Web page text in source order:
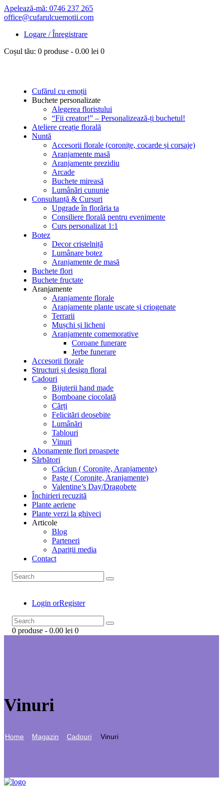
Apelează-mă: 0746 237 265
office@cufarulcuemotii.com
Logare / Înregistrare
Coșul tău: 0 produse - 0.00 lei 0
Cufărul cu emoții
Buchete personalizate
Alegerea floristului
“Fii creator!” – Personalizează-ți buchetul!
Ateliere creație florală
Nuntă
Accesorii florale (coronițe, cocarde și corsaje)
Aranjamente masă
Aranjamente prezidiu
Arcade
Buchete mireasă
Lumânări cununie
Consultanță & Cursuri
Upgrade în florăria ta
Consiliere florală pentru evenimente
Curs personalizat 1:1
Botez
Decor cristelniță
Lumânare botez
Aranjamente de masă
Buchete flori
Buchete fructate
Aranjamente
Aranjamente florale
Aranjamente plante uscate și criogenate
Terrarii
Mușchi și licheni
Aranjamente comemorative
Coroane funerare
Jerbe funerare
Accesorii florale
Structuri și design floral
Cadouri
Bijuterii hand made
Bomboane ciocolată
Cărți
Felicitări deosebite
Lumânări
Tablouri
Vinuri
Abonamente flori proaspete
Sărbători
Crăciun ( Coronițe, Aranjamente)
Paște ( Coronițe, Aranjamente)
Valentine’s Day/Dragobete
Închirieri recuzită
Plante aeriene
Plante verzi la ghiveci
Articole
Blog
Parteneri
Apariții media
Contact
Login orRegister
0 produse - 0.00 lei 0
Vinuri
Home Magazin Cadouri Vinuri